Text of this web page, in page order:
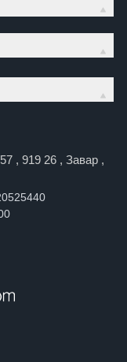
, 919 26 , Завар ,